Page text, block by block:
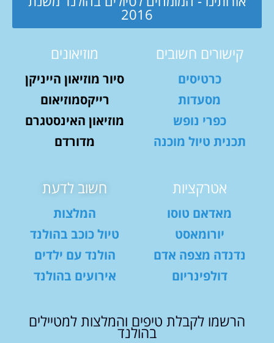
2016
קישורים חשובים
כרטיסים
מסעדות
כפרי נופש
תכנית טיול מוכנה
מוזיאונים
סיור מוזיאון הייניקן
רייקסמוזיאום
מוזיאון האינסטגרם
מדורדם
אטרקציות
מאדאם טוסו
יורומאסט
נדנדה מצפה אדם
דולפינריום
חשוב לדעת
המלצות
טיול כוכב בהולנד
הולנד עם ילדים
אירועים בהולנד
הרשמו לקבלת טיפים והמלצות למטיילים
בהולנד